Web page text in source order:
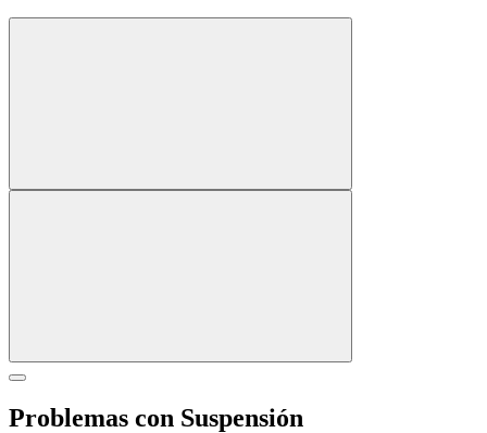
Problemas con Suspensión